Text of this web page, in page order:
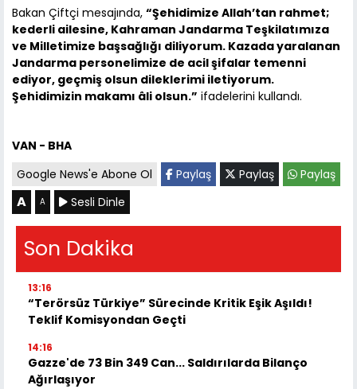
Bakan Çiftçi mesajında, “Şehidimize Allah’tan rahmet;
kederli ailesine, Kahraman Jandarma Teşkilatımıza
ve Milletimize başsağlığı diliyorum. Kazada yaralanan
Jandarma personelimize de acil şifalar temenni
ediyor, geçmiş olsun dileklerimi iletiyorum.
Şehidimizin makamı âli olsun.” ifadelerini kullandı.
VAN - BHA
Google News'e Abone Ol
Paylaş Paylaş Paylaş
A A Sesli Dinle
Son Dakika
13:16
“Terörsüz Türkiye” Sürecinde Kritik Eşik Aşıldı!
Teklif Komisyondan Geçti
14:16
Gazze'de 73 Bin 349 Can... Saldırılarda Bilanço
Ağırlaşıyor